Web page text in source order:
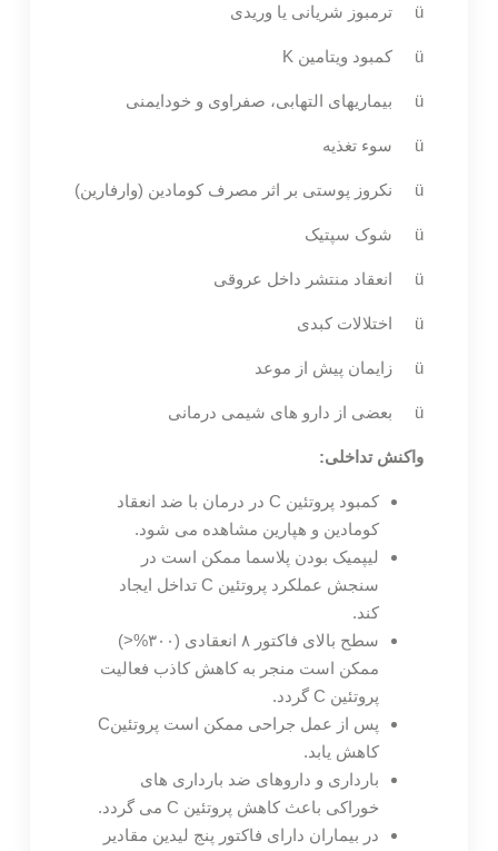
ü ترمبوز شریانی یا وریدی
ü کمبود ویتامین K
ü بیماریهای التهابی، صفراوی و خودایمنی
ü سوء تغذیه
ü نکروز پوستی بر اثر مصرف کومادین (وارفارین)
ü شوک سپتیک
ü انعقاد منتشر داخل عروقی
ü اختلالات کبدی
ü زایمان پیش از موعد
ü بعضی از دارو های شیمی درمانی
واکنش تداخلی:
کمبود پروتئین C در درمان با ضد انعقاد
کومادین و هپارین مشاهده می شود.
لیپمیک بودن پلاسما ممکن است در
سنجش عملکرد پروتئین C تداخل ایجاد
کند.
سطح بالای فاکتور ۸ انعقادی (۳۰۰%<)
ممکن است منجر به کاهش کاذب فعالیت
پروتئین C گردد.
پس از عمل جراحی ممکن است پروتئینC
کاهش یابد.
بارداری و داروهای ضد بارداری های
خوراکی باعث کاهش پروتئین C می گردد.
در بیماران دارای فاکتور پنج لیدین مقادیر